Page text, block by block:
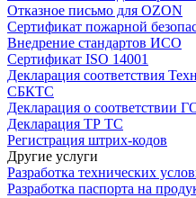
Отказное письмо для OZON
Сертификат пожарной
Внедрение стандартов ИСО
Сертификат ISO 14001
Декларация соответствия
СБКТС
Декларация о соответствии
Декларация ТР ТС
Регистрация штрих-кодов
Другие услуги
Разработка технических
Разработка паспорта на